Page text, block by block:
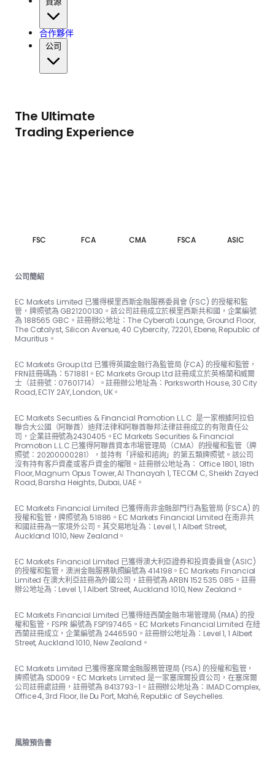
合作夥伴
公司
The Ultimate
Trading Experience
FSC FCA CMA FSCA ASIC
公司簡紹
EC Markets Limited 已獲得模里西斯金融服務委員會 (FSC) 的授權和監
管，牌照號為 GB21200130。該公司註冊成立於模里西斯共和國，企業編號
為 188565 GBC。註冊辦公地址：The Cyber​​ati Lounge, Ground Floor,
The Catalyst, Silicon Avenue, 40 Cyber​​city, 72201, Ebene, Republic of
Mauritius。
EC Markets Group Ltd 已獲得英國金融行為監管局 (FCA) 的授權和監管，
FRN註冊碼為：57188​​1。EC Markets Group Ltd 註冊成立於英格蘭和威爾
士（註冊號：07601714）。註冊辦公地址為：Parksworth House, 30 City
Road, EC1Y 2AY, London, UK。
EC Markets Securities & Financial Promotion L.L.C. 是一家根據阿拉伯
聯合大公國（阿聯酋）迪拜法律和阿聯酋聯邦法律註冊成立的有限責任公
司，企業註冊號為2430405。EC Markets Securities & Financial
Promotion L.L.C.已獲得阿聯酋資本市場管理局（CMA）的授權和監管（牌
照號：20200000281），並持有「評級和諮詢」的第五類牌照號。該公司
沒有持有客戶資產或客戶資金的權限。註冊辦公地址為： Office 1801, 18th
Floor, Magnum Opus Tower, Al Thanayah 1, TECOM C, Sheikh Zayed
Road, Barsha Heights, Dubai, UAE。
EC Markets Financial Limited 已獲得南非金融部門行為監管局 (FSCA) 的
授權和監管，牌照號為 51886。EC Markets Financial Limited 在南非共
和國註冊為一家境外公司。其交易地址為：Level 1, 1 Albert Street,
Auckland 1010, New Zealand。
EC Markets Financial Limited 已獲得澳大利亞證券和投資委員會 (ASIC)
的授權和監管，澳洲金融服務執照編號為 414198。EC Markets Financial
Limited 在澳大利亞註冊為外國公司，註冊號為 ARBN 152 535 085。註冊
辦公地址為：Level 1, 1 Albert Street, Auckland 1010, New Zealand。
EC Markets Financial Limited 已獲得紐西蘭金融市場管理局 (FMA) 的授
權和監管，FSPR 編號為 FSP197465。EC Markets Financial Limited 在紐
西蘭註冊成立，企業編號為 2446590。註冊辦公地址為：Level 1, 1 Albert
Street, Auckland 1010, New Zealand。
EC Markets Limited 已獲得塞席爾金融服務管理局 (FSA) 的授權和監管，
牌照號為 SD009。EC Markets Limited 是一家塞席爾投資公司，在塞席爾
公司註冊處註冊，註冊號為 8413793-1。註冊辦公地址為：IMAD Complex,
Office 4, 3rd Floor, Ile Du Port, Mahé, Republic of Seychelles.
風險預告書